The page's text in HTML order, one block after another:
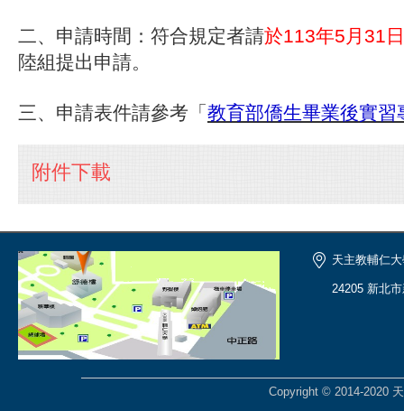
二、申請時間：符合規定者請於113年5月31
陸組提出申請。
三、申請表件請參考「 教育部僑生畢業後實習
附件下載
天主教輔仁
24205 新北
Copyright © 2014-2020